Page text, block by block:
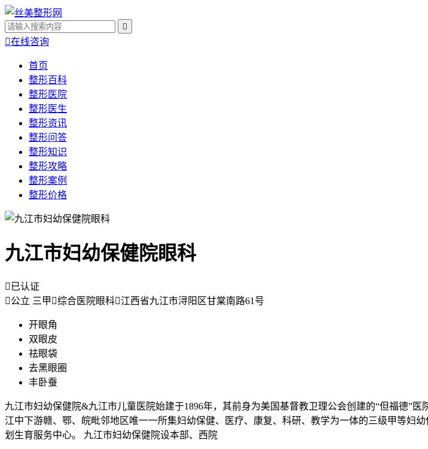

在线咨询
首页
整形百科
整形医院
整形医生
整形资讯
整形问答
整形知识
整形攻略
整形案例
整形价格
九江市妇幼保健院眼科
已认证
公立 三甲 综合医院眼科江西省九江市浔阳区甘棠南路61号
开眼角
双眼皮
祛眼袋
去黑眼圈
丰卧蚕
九江市妇幼保健院&九江市儿童医院始建于1896年，其前身为美国基督教卫理公会创建的“但福德”
江中下游赣、鄂、皖毗邻地区唯一一所集妇幼保健、医疗、康复、科研、教学为一体的三级甲等妇
划生育服务中心。 九江市妇幼保健院设本部、西院